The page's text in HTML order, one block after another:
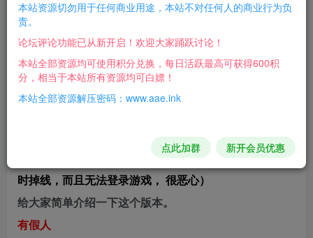
我从网上找的单机版 我没有源码
目前我玩了3天 没有用GM工具刷东西，感觉还不错,能玩
的下去 所以分享给大家。
比较好的一点是 游戏内没有发现广告，商城也没有乱
（最近就遇到了一个自动掉线的梦幻 只要超过12小时准
时掉线，而且无法登录游戏， 很恶心）
给大家简单介绍一下这个版本。
有假人
本站资源切勿用于任何商业用途，本站不对任何人的商业行为负
责。
论坛评论功能已从新开启！欢迎大家踊跃讨论！
本站全部资源均可使用积分兑换，每日活跃最高可获得600积
分，相当于本站所有资源均可白嫖！
本站全部资源解压密码：www.aae.ink
点此加群 新开会员优惠